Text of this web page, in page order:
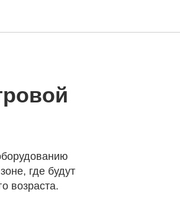
где будут
возраста.